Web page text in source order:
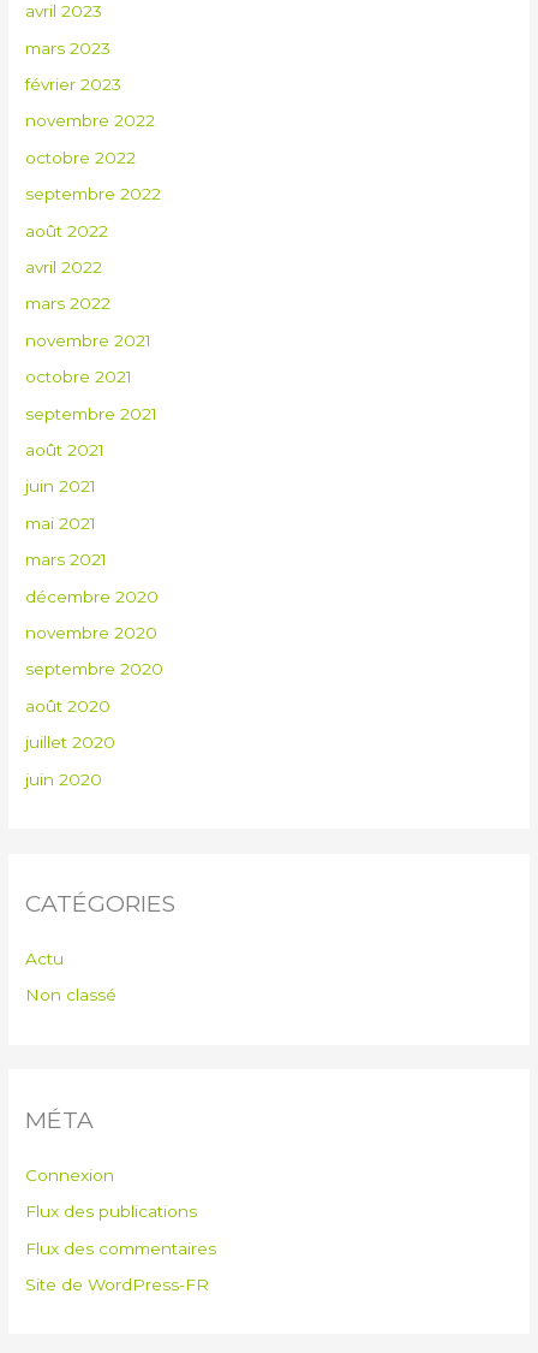
avril 2023
mars 2023
février 2023
novembre 2022
octobre 2022
septembre 2022
août 2022
avril 2022
mars 2022
novembre 2021
octobre 2021
septembre 2021
août 2021
juin 2021
mai 2021
mars 2021
décembre 2020
novembre 2020
septembre 2020
août 2020
juillet 2020
juin 2020
CATÉGORIES
Actu
Non classé
MÉTA
Connexion
Flux des publications
Flux des commentaires
Site de WordPress-FR